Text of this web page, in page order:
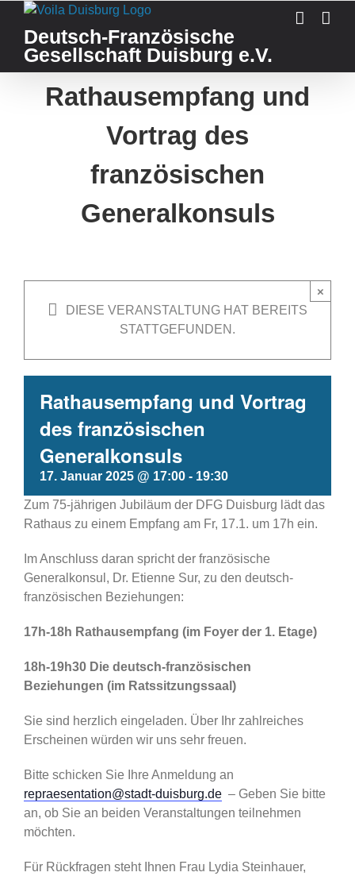
contentDeutsch-Französische
Gesellschaft Duisburg e.V.
Rathausempfang und
Vortrag des
französischen
Generalkonsuls
DIESE VERANSTALTUNG HAT BEREITS
STATTGEFUNDEN.
×
Rathausempfang und Vortrag
des französischen
Generalkonsuls
17. Januar 2025 @ 17:00 - 19:30
Zum 75-jährigen Jubiläum der DFG Duisburg lädt das
Rathaus zu einem Empfang am Fr, 17.1. um 17h ein.
Im Anschluss daran spricht der französische
Generalkonsul, Dr. Etienne Sur, zu den deutsch-
französischen Beziehungen:
17h-18h Rathausempfang (im Foyer der 1. Etage)
18h-19h30 Die deutsch-französischen
Beziehungen (im Ratssitzungssaal)
Sie sind herzlich eingeladen. Über Ihr zahlreiches
Erscheinen würden wir uns sehr freuen.
Bitte schicken Sie Ihre Anmeldung an
repraesentation@stadt-duisburg.de – Geben Sie bitte
an, ob Sie an beiden Veranstaltungen teilnehmen
möchten.
Für Rückfragen steht Ihnen Frau Lydia Steinhauer,